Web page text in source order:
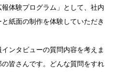
体験プログラム」として、社内
紙面の制作を体験していただき
ンタビューの質問内容を考えま
皆さんです。どんな質問をすれ